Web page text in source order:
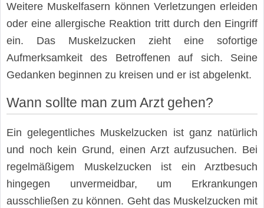
Weitere Muskelfasern können Verletzungen erleiden
oder eine allergische Reaktion tritt durch den Eingriff
ein. Das Muskelzucken zieht eine sofortige
Aufmerksamkeit des Betroffenen auf sich. Seine
Gedanken beginnen zu kreisen und er ist abgelenkt.
Wann sollte man zum Arzt gehen?
Ein gelegentliches Muskelzucken ist ganz natürlich
und noch kein Grund, einen Arzt aufzusuchen. Bei
regelmäßigem Muskelzucken ist ein Arztbesuch
hingegen unvermeidbar, um Erkrankungen
ausschließen zu können. Geht das Muskelzucken mit